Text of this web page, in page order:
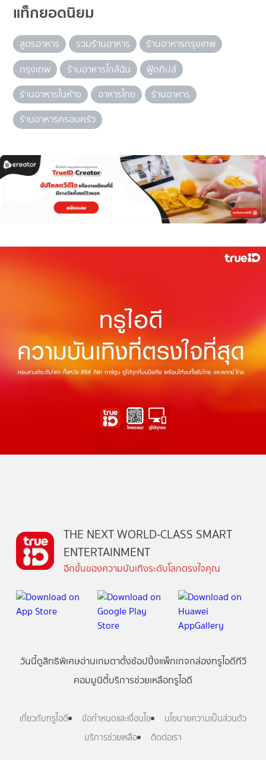
แท็กยอดนิยม
สูตรอาหาร รวมร้านอาหาร
ร้านอาหารกรุงเทพ
กรุงเทพ
ร้านอาหารใกล้ฉัน
ฟู้ดทิปส์
ร้านอาหารในห้าง
อาหารไทย
ร้านอาหาร
ร้านอาหารครอบครัว
THE NEXT WORLD-CLASS SMART
ENTERTAINMENT
อีกขั้นของความบันเทิงระดับโลกตรงใจคุณ
วันนี้ดูสิทธิพิเศษอ่านเกมตาตั้งช้อปปิ้งแพ็กเกจกล่องทรูไอดีทีวี
คอมมูนิตี้บริการช่วยเหลือทรูไอดี
เกี่ยวกับทรูไอดี ข้อกำหนดและเงื่อนไข
นโยบายความเป็นส่วนตัว
บริการช่วยเหลือ
ติดต่อเรา